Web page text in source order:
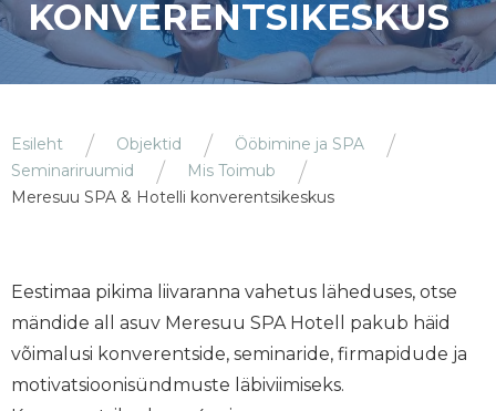
KONVERENTSIKESKUS
Esileht Objektid
Ööbimine ja SPA
Seminariruumid
Mis Toimub
Meresuu SPA & Hotelli konverentsikeskus
Eestimaa pikima liivaranna vahetus läheduses, otse
mändide all asuv Meresuu SPA Hotell pakub häid
võimalusi konverentside, seminaride, firmapidude ja
motivatsioonisündmuste läbiviimiseks.